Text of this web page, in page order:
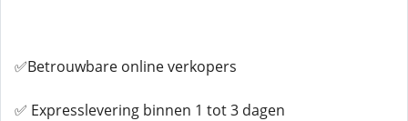
✅Betrouwbare online verkopers
✅ Expresslevering binnen 1 tot 3 dagen